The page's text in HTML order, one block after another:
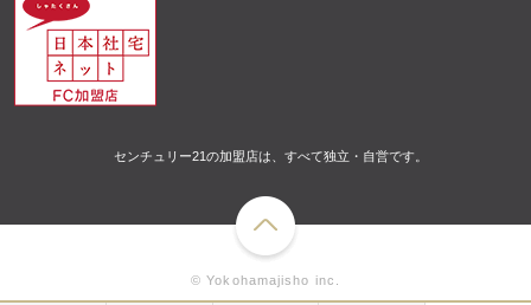
センチュリー21の加盟店は、すべて独立・自営です。
© Yokohamajisho inc.